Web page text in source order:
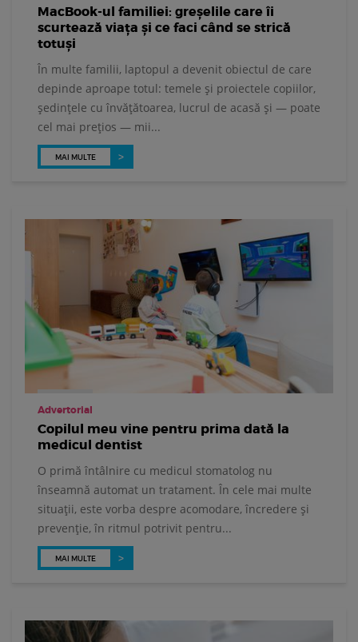
MacBook-ul familiei: greșelile care îi
scurtează viața și ce faci când se strică
totuși
În multe familii, laptopul a devenit obiectul de care
depinde aproape totul: temele și proiectele copiilor,
ședințele cu învățătoarea, lucrul de acasă și — poate
cel mai prețios — mii...
MAI MULTE
Advertorial
Copilul meu vine pentru prima dată la
medicul dentist
O primă întâlnire cu medicul stomatolog nu
înseamnă automat un tratament. În cele mai multe
situații, este vorba despre acomodare, încredere și
prevenție, în ritmul potrivit pentru...
MAI MULTE